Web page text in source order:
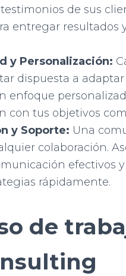
de sus
entregar resultados
y Personalización:
dispuesta a
enfoque
con tus objetivos
y Soporte: Una
colaboración.
efectivos
rápidamente.
de